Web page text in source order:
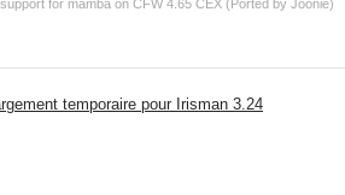
for mamba on CFW 4.65 CEX (Ported by Joonie)
temporaire pour Irisman 3.24